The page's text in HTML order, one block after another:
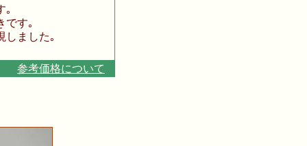
｡
す｡
ました｡
参考価格について